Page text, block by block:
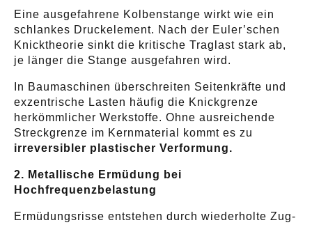
Eine ausgefahrene Kolbenstange wirkt wie ein
schlankes Druckelement. Nach der Euler’schen
Knicktheorie sinkt die kritische Traglast stark ab,
je länger die Stange ausgefahren wird.
In Baumaschinen überschreiten Seitenkräfte und
exzentrische Lasten häufig die Knickgrenze
herkömmlicher Werkstoffe. Ohne ausreichende
Streckgrenze im Kernmaterial kommt es zu
irreversibler plastischer Verformung.
2. Metallische Ermüdung bei
Hochfrequenzbelastung
Ermüdungsrisse entstehen durch wiederholte Zug-